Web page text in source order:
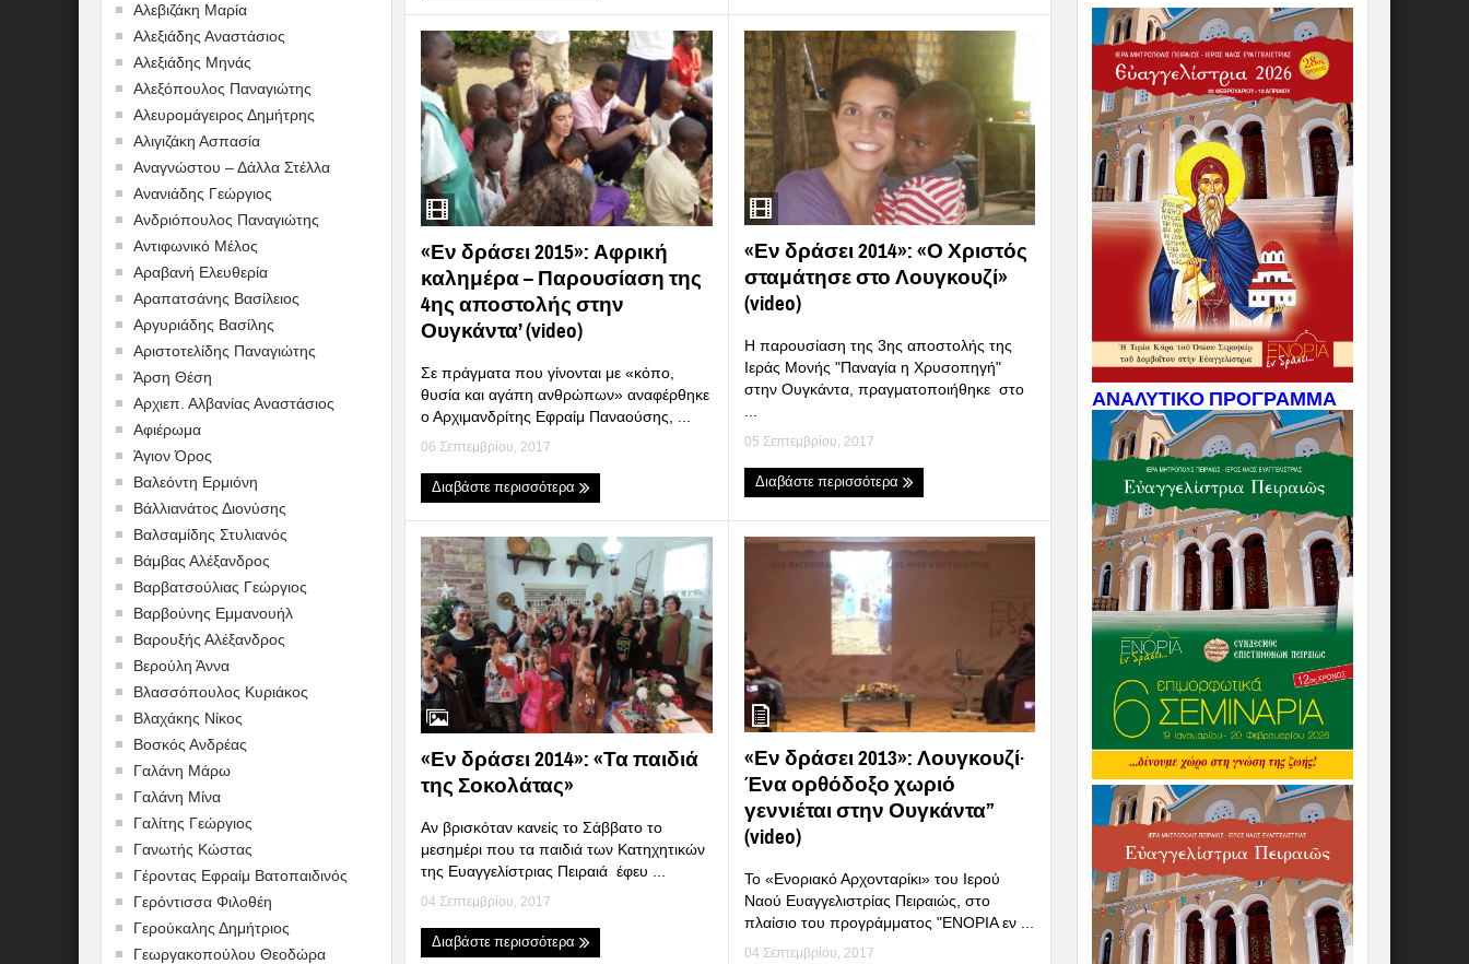
Αλεβιζάκη Μαρία
Αλεξιάδης Αναστάσιος
Αλεξιάδης Μηνάς
Αλεξόπουλος Παναγιώτης
Αλευρομάγειρος Δημήτρης
Αλιγιζάκη Ασπασία
Αναγνώστου – Δάλλα Στέλλα
Ανανιάδης Γεώργιος
Ανδριόπουλος Παναγιώτης
Αντιφωνικό Μέλος
Αραβανή Ελευθερία
Αραπατσάνης Βασίλειος
Αργυριάδης Βασίλης
Αριστοτελίδης Παναγιώτης
Άρση Θέση
Αρχιεπ. Αλβανίας Αναστάσιος
Αφιέρωμα
Άγιον Όρος
Βαλεόντη Ερμιόνη
Βάλλιανάτος Διονύσης
Βαλσαμίδης Στυλιανός
Βάμβας Αλέξανδρος
Βαρβατσούλιας Γεώργιος
Βαρβούνης Εμμανουήλ
Βαρουξής Αλέξανδρος
Βερούλη Άννα
Βλασσόπουλος Κυριάκος
Βλαχάκης Νίκος
Βοσκός Ανδρέας
Γαλάνη Μάρω
Γαλάνη Μίνα
Γαλίτης Γεώργιος
Γανωτής Κώστας
Γέροντας Εφραίμ Βατοπαιδινός
Γερόντισσα Φιλοθέη
Γερούκαλης Δημήτριος
Γεωργακοπούλου Θεοδώρα
«Εν δράσει 2015»: Αφρική
καλημέρα – Παρουσίαση της
4ης αποστολής στην
Ουγκάντα’ (video)
Σε πράγματα που γίνονται με «κόπο,
θυσία και αγάπη ανθρώπων» αναφέρθηκε
ο Αρχιμανδρίτης Εφραίμ Παναούσης, ...
06 Σεπτεμβρίου, 2017
Διαβάστε περισσότερα
«Εν δράσει 2014»: «Ο Χριστός
σταμάτησε στο Λουγκουζί»
(video)
Η παρουσίαση της 3ης αποστολής της
Ιεράς Μονής "Παναγία η Χρυσοπηγή"
στην Ουγκάντα, πραγματοποιήθηκε στο
...
05 Σεπτεμβρίου, 2017
Διαβάστε περισσότερα
«Εν δράσει 2014»: «Τα παιδιά
της Σοκολάτας»
Αν βρισκόταν κανείς το Σάββατο το
μεσημέρι που τα παιδιά των Κατηχητικών
της Ευαγγελίστριας Πειραιά έφευ ...
04 Σεπτεμβρίου, 2017
Διαβάστε περισσότερα
«Εν δράσει 2013»: Λουγκουζί·
Ένα ορθόδοξο χωριό
γεννιέται στην Ουγκάντα”
(video)
Το «Ενοριακό Αρχονταρίκι» του Ιερού
Ναού Ευαγγελιστρίας Πειραιώς, στο
πλαίσιο του προγράμματος "ΕΝΟΡΙΑ εν ...
04 Σεπτεμβρίου, 2017
ΑΝΑΛΥΤΙΚΟ ΠΡΟΓΡΑΜΜΑ